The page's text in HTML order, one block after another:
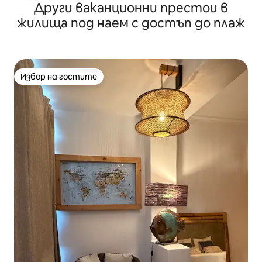
Други ваканционни престои в
жилища под наем с достъп до плаж
Избор на гостите
Избор на гостите